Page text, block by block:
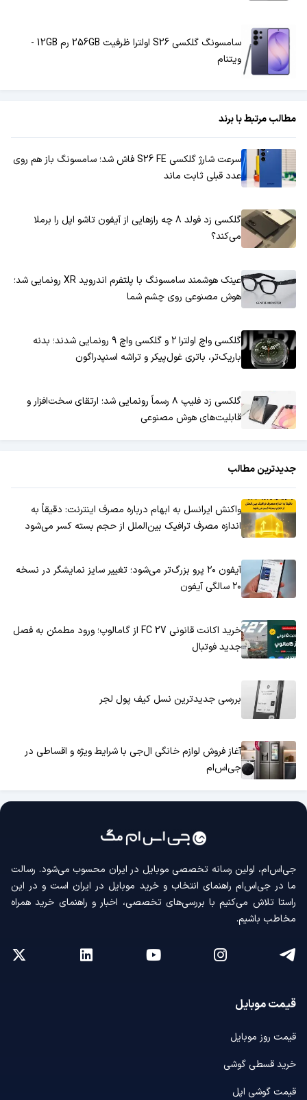
سامسونگ گلکسی S26 اولترا ظرفیت 256GB رم 12GB -
ویتنام
مطالب مرتبط با برند
سرعت شارژ گلکسی S26 FE فاش شد؛ سامسونگ باز هم روی
عدد قبلی ثابت ماند
گلکسی زد فولد ۸ چه رازهایی از آیفون تاشو اپل را برملا
می‌کند؟
عینک هوشمند سامسونگ با پلتفرم اندروید XR رونمایی شد؛
هوش مصنوعی روی چشم شما
گلکسی واچ اولترا ۲ و گلکسی واچ ۹ رونمایی شدند؛ بدنه
باریک‌تر، باتری غول‌پیکر و تراشه اسنپدراگون
گلکسی زد فلیپ ۸ رسماً رونمایی شد؛ ارتقای سخت‌افزار و
قابلیت‌های هوش مصنوعی
جدیدترین مطالب
واکنش ایرانسل به ابهام درباره مصرف اینترنت: دقیقاً به
اندازه مصرف ترافیک بین‌الملل از حجم بسته کسر می‌شود
آیفون ۲۰ پرو بزرگ‌تر می‌شود؛ تغییر سایز نمایشگر در نسخه
۲۰ سالگی آیفون
خرید اکانت قانونی FC 27 از گامالوپ؛ ورود مطمئن به فصل
جدید فوتبال
بررسی جدیدترین نسل کیف پول لجر
آغاز فروش لوازم خانگی ال‌جی با شرایط ویژه و اقساطی در
جی‌اس‌ام
جی‌اس‌ام، اولین رسانه‌ تخصصی موبایل در ایران محسوب می‌شود. رسالت
ما در جی‌اس‌ام راهنمای انتخاب و خرید موبایل در ایران است و در این
راستا تلاش می‌کنیم با بررسی‌های تخصصی، اخبار و راهنمای خرید همراه
مخاطب باشیم.
قیمت موبایل
قیمت روز موبایل
خرید قسطی گوشی
قیمت گوشی اپل